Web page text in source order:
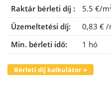
Raktár bérleti díj : 5.5 €/m
Üzemeltetési díj:
0,83 € /
Min. bérleti idő:
1 hó
Bérleti díj kalkulátor »